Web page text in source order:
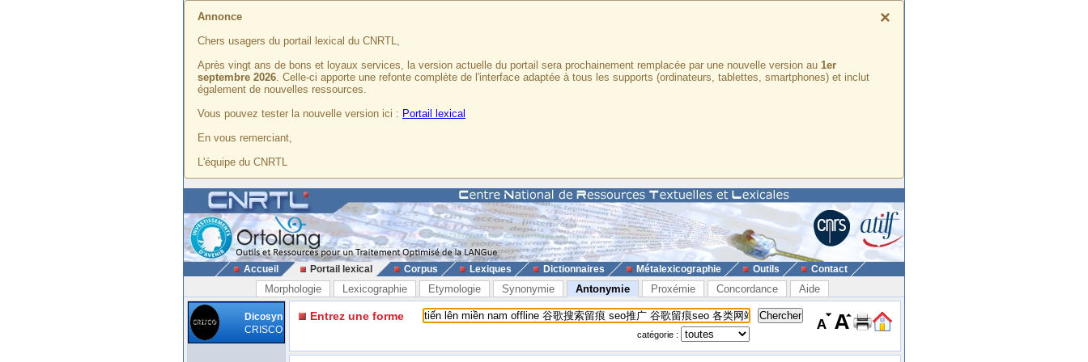
×
Annonce
Chers usagers du portail lexical du CNRTL,
Après vingt ans de bons et loyaux services, la version actuelle du portail sera prochainement remplacée par une nouvelle version au 1er
septembre 2026. Celle-ci apporte une refonte complète de l'interface adaptée à tous les supports (ordinateurs, tablettes, smartphones) et inclut
également de nouvelles ressources.
Vous pouvez tester la nouvelle version ici : Portail lexical
En vous remerciant,
L'équipe du CNRTL
Accueil Portail lexical Corpus Lexiques Dictionnaires Métalexicographie Outils Contact
Morphologie Lexicographie Etymologie Synonymie Antonymie Proxémie Concordance Aide
Dicosyn
CRISCO
Entrez une forme
catégorie :